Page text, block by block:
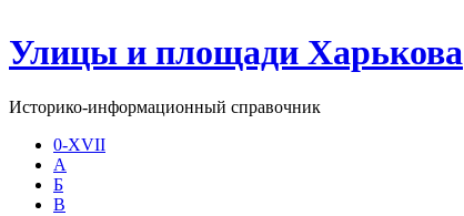
Улицы и площади Харькова
Историко-информационный справочник
0-XVII
А
Б
В